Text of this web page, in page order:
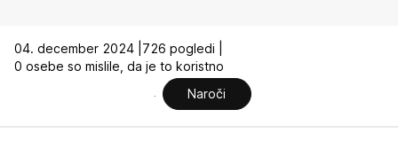
04. december 2024 | 726 pogledi |
0 osebe so mislile, da je to koristno
Naroči